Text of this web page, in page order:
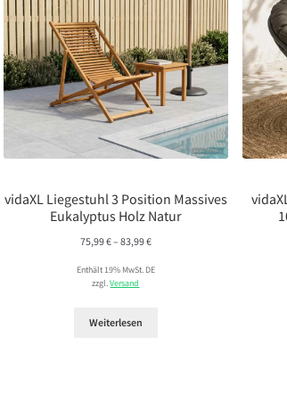
vidaXL Liegestuhl 3 Position Massives
Eukalyptus Holz Natur
75,99€– 83,99€Preisspanne:
bis
Enthält 19% MwSt. DE
zzgl.Versand
Weiterlesen